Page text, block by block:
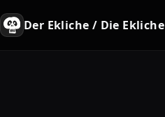
Der Ekliche / Die Ekliche